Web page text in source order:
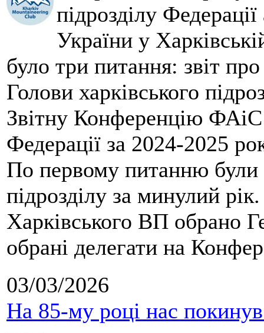
підрозділу
України у
було три питання: звіт
Голови харківського
Звітну Конференцію
Федерації за 2024-2025
По первому питанню були
підрозділу за минулий
Харківського ВП обрано
обрані делегати на
03/03/2026
На 85-му році нас